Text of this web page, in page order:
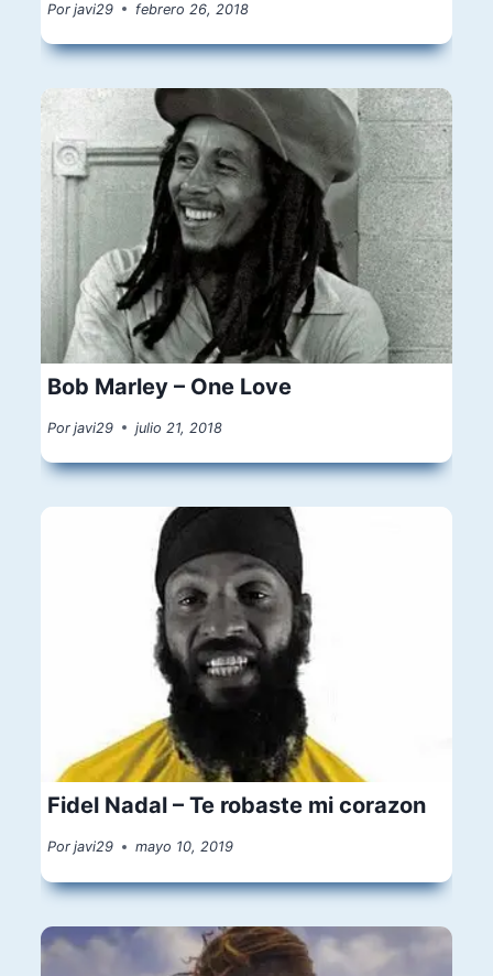
Por javi29 febrero 26, 2018
Bob Marley – One Love
Por javi29 julio 21, 2018
Fidel Nadal – Te robaste mi corazon
Por javi29 mayo 10, 2019